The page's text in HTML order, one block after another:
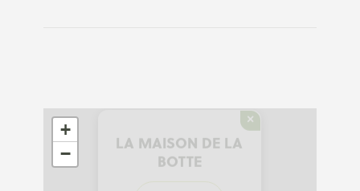
LA MAISON DE LA
BOTTE
×
+
−